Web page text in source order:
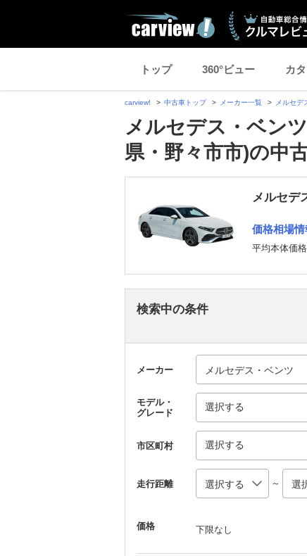
トップ 360°ビュー カ
carview! 中古車トップ メーカー一覧 メルセデ
メルセデス・ベン
県・野々市市)の中
メルセデ
価格相場情
平均本体価格
検索中の条件
メーカー
モデル・
グレード
選択する
市区町村 選択する
走行距離 ～
価格 下限なし